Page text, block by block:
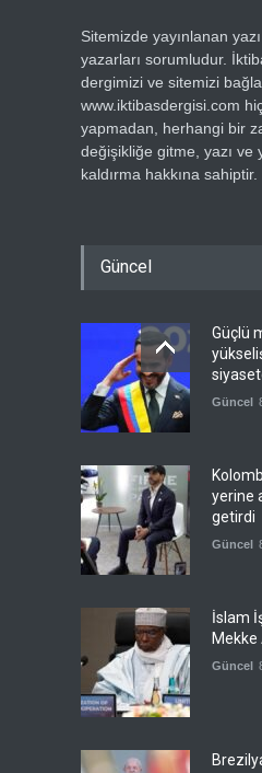
Sitemizde yayınlanan
yazarları sorumludur.
dergimizi ve sitemizi
www.iktibasdergisi.com
yapmadan, herhangi bir
değişikliğe gitme, yazı ve
kaldırma hakkına sahiptir.
Güncel
Güçlü
Güncel
yerine
getirdi
Güncel
İslam
Mekke
Güncel